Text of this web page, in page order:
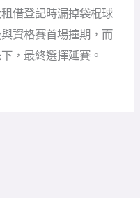
借登記時漏掉袋棍球
資格賽首場撞期，而
，最終選擇延賽。